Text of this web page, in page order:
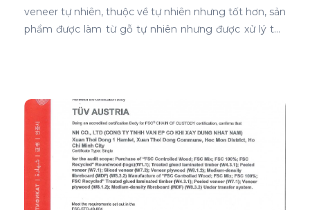
veneer tự nhiên, thuộc về tự nhiên nhưng tốt hơn, sản
phẩm được làm từ gỗ tự nhiên nhưng được xử lý tạo